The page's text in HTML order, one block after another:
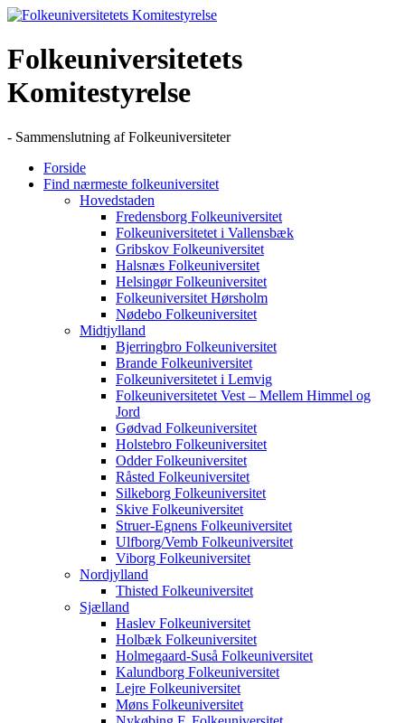
Skip
content
Folkeuniversitetets
Komitestyrelse
- Sammenslutning af Folkeuniversiteter
Forside
Find nærmeste folkeuniversitet
Hovedstaden
Fredensborg Folkeuniversitet
Folkeuniversitetet i Vallensbæk
Gribskov Folkeuniversitet
Halsnæs Folkeuniversitet
Helsingør Folkeuniversitet
Folkeuniversitet Hørsholm
Nødebo Folkeuniversitet
Midtjylland
Bjerringbro Folkeuniversitet
Brande Folkeuniversitet
Folkeuniversitetet i Lemvig
Folkeuniversitetet Vest – Mellem Himmel og
Jord
Gødvad Folkeuniversitet
Holstebro Folkeuniversitet
Odder Folkeuniversitet
Råsted Folkeuniversitet
Silkeborg Folkeuniversitet
Skive Folkeuniversitet
Struer-Egnens Folkeuniversitet
Ulfborg/Vemb Folkeuniversitet
Viborg Folkeuniversitet
Nordjylland
Thisted Folkeuniversitet
Sjælland
Haslev Folkeuniversitet
Holbæk Folkeuniversitet
Holmegaard-Suså Folkeuniversitet
Kalundborg Folkeuniversitet
Lejre Folkeuniversitet
Møns Folkeuniversitet